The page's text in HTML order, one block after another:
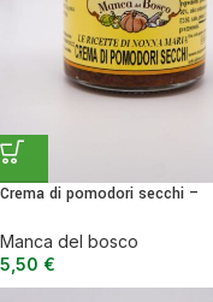
Crema di pomodori secchi –
bruschette 180 g
Manca del bosco
5,50 €